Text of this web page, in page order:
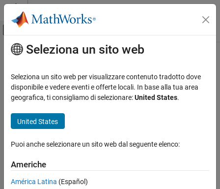
Vai al contenuto
Attiva/disattiva menu di navigazione
Pagina iniziale della documentazione
Categoria
Aerospace Blockset
Get Started with Aerospace Blockset
Reference Applications
Atmospheric Flight
Guidance, Navigation, and Control (GNC)
Contenuto principale
Seleziona un sito web
Seleziona un sito web per visualizzare contenuto tradotto dove
disponibile e vedere eventi e offerte locali. In base alla tua area
geografica, ti consigliamo di selezionare:United States.
United States
Puoi anche selezionare un sito web dal seguente elenco:
Americhe
América Latina (Español)